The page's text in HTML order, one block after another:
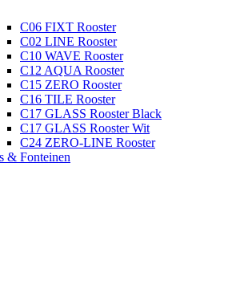
C06 FIXT Rooster
C02 LINE Rooster
C10 WAVE Rooster
C12 AQUA Rooster
C15 ZERO Rooster
C16 TILE Rooster
C17 GLASS Rooster Black
C17 GLASS Rooster Wit
C24 ZERO-LINE Rooster
& Fonteinen